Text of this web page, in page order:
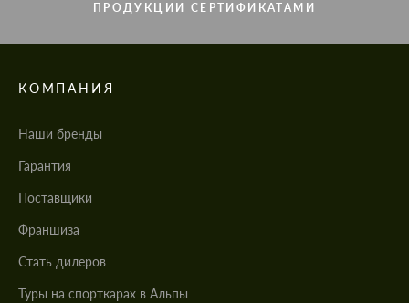
ПРОДУКЦИИ СЕРТИФИКАТАМИ
КОМПАНИЯ
Наши бренды
Гарантия
Поставщики
Франшиза
Стать дилеров
Туры на спорткарах в Альпы